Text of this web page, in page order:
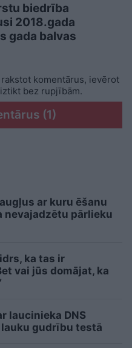
biedrība
2018.gada
gada balvas
komentārus, ievērot
bez rupjībām.
(1)
ar kuru ēšanu
nevajadzētu pārlieku
ka tas ir
vai jūs domājat, ka
laucinieka DNS
gudrību testā